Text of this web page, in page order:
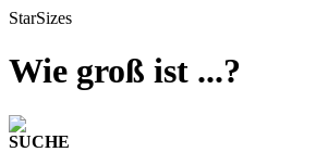
StarSizes
Wie groß ist ...?
SUCHE